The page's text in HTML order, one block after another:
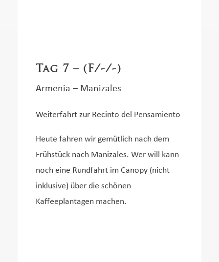
Tag 7 – (F/-/-)
Armenia – Manizales
Weiterfahrt zur Recinto del Pensamiento
Heute fahren wir gemütlich nach dem
Frühstück nach Manizales. Wer will kann
noch eine Rundfahrt im Canopy (nicht
inklusive) über die schönen
Kaffeeplantagen machen.